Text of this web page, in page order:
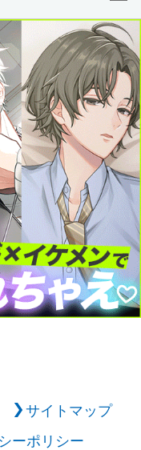
サイトマップ
ーポリシー